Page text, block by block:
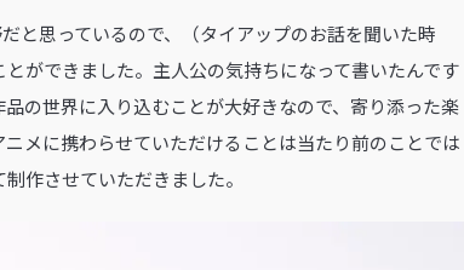
思っているので、（タイアップのお話を聞いた時
ができました。主人公の気持ちになって書いたんです
の世界に入り込むことが大好きなので、寄り添った楽
メに携わらせていただけることは当たり前のことでは
作させていただきました。